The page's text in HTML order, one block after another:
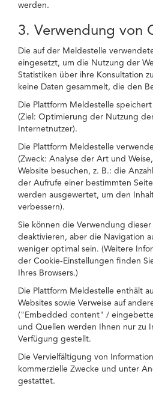
werden.
3. Verwendung von
Die auf der Meldestelle
eingesetzt, um die Nutzung der
Statistiken über ihre Konsultation
keine Daten gesammelt, die den
Die Plattform Meldestelle
(Ziel: Optimierung der Nutzung
Internetnutzer).
Die Plattform Meldestelle
(Zweck: Analyse der Art und
Website besuchen, z. B.: die
der Aufrufe einer bestimmten
werden ausgewertet, um den
verbessern).
Sie können die Verwendung
deaktivieren, aber die Navigation
weniger optimal sein. (Weitere
der Cookie-Einstellungen finden
Ihres Browsers.)
Die Plattform Meldestelle enthält
Websites sowie Verweise auf
("Embedded content" /
und Quellen werden Ihnen nur zu
Verfügung gestellt.
Die Vervielfältigung von
kommerzielle Zwecke und unter
gestattet.